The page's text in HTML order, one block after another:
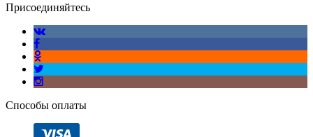
Присоединяйтесь
Способы оплаты